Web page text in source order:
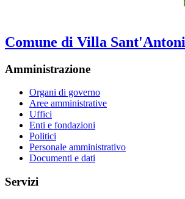
Comune di Villa
Amministrazione
Organi di governo
Aree amministrative
Uffici
Enti e fondazioni
Politici
Personale amministrativo
Documenti e dati
Servizi